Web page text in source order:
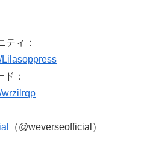
ティ：
Lilasoppress
：
wrzilrqp
（@weverseofficial）